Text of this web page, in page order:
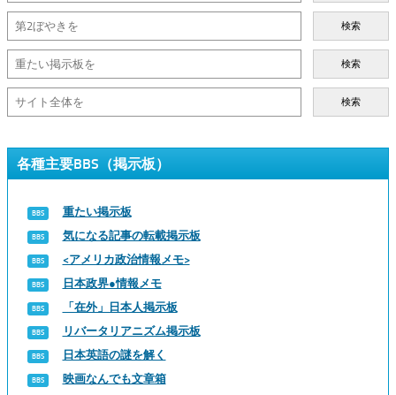
検索
検索
検索
各種主要BBS（掲示板）
重たい掲示板
気になる記事の転載掲示板
<アメリカ政治情報メモ>
日本政界●情報メモ
「在外」日本人掲示板
リバータリアニズム掲示板
日本英語の謎を解く
映画なんでも文章箱